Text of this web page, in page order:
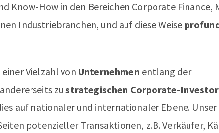
Know-How in den Bereichen Corporate Finance,
Industriebranchen, und auf diese Weise
einer Vielzahl von Unternehmen entlang der
zustrategischen Corporate-
auf nationaler und internationaler Ebene. Unser
potenzieller Transaktionen, z.B. Verkäufer,